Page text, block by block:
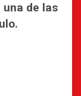
de las